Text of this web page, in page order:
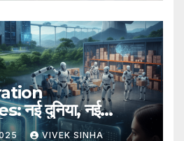
नई दुनिया, नई
VIVEK SINHA